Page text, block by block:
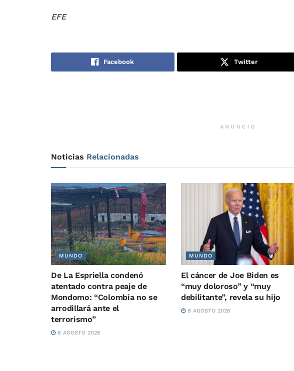
EFE
Facebook Twitter
ANUNCIO
Noticias Relacionadas
MUNDO
De La Espriella condenó
atentado contra peaje de
Mondomo: “Colombia no se
arrodillará ante el
terrorismo”
8 AGOSTO 2026
MUNDO
El cáncer de Joe Biden es
“muy doloroso” y “muy
debilitante”, revela su hijo
8 AGOSTO 2026